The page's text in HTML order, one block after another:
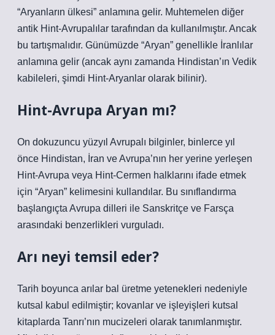
“Aryanların ülkesi” anlamına gelir. Muhtemelen diğer
antik Hint-Avrupalılar tarafından da kullanılmıştır. Ancak
bu tartışmalıdır. Günümüzde “Aryan” genellikle İranlılar
anlamına gelir (ancak aynı zamanda Hindistan’ın Vedik
kabileleri, şimdi Hint-Aryanlar olarak bilinir).
Hint-Avrupa Aryan mı?
On dokuzuncu yüzyıl Avrupalı ​​bilginler, binlerce yıl
önce Hindistan, İran ve Avrupa’nın her yerine yerleşen
Hint-Avrupa veya Hint-Cermen halklarını ifade etmek
için “Aryan” kelimesini kullandılar. Bu sınıflandırma
başlangıçta Avrupa dilleri ile Sanskritçe ve Farsça
arasındaki benzerlikleri vurguladı.
Arı neyi temsil eder?
Tarih boyunca arılar bal üretme yetenekleri nedeniyle
kutsal kabul edilmiştir; kovanlar ve işleyişleri kutsal
kitaplarda Tanrı’nın mucizeleri olarak tanımlanmıştır.